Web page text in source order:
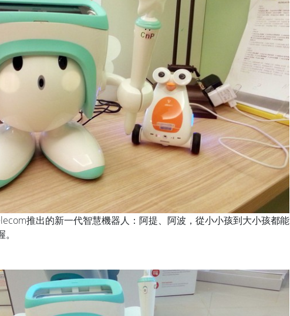
推出的新一代智慧機器人：阿提、阿波，從小小孩到大小孩都能